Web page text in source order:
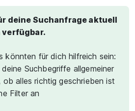
deine Suchanfrage aktuell
verfügbar.
könnten für dich hilfreich sein:
deine Suchbegriffe allgemeiner
ob alles richtig geschrieben ist
Filter an